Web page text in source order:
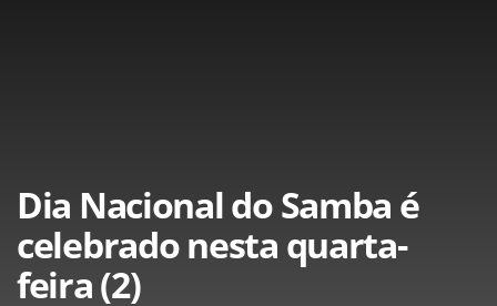
Dia Nacional do Samba é
celebrado nesta quarta-
feira (2)